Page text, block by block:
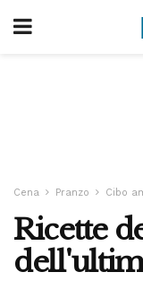
Cena Pranzo Cibo
Ricette